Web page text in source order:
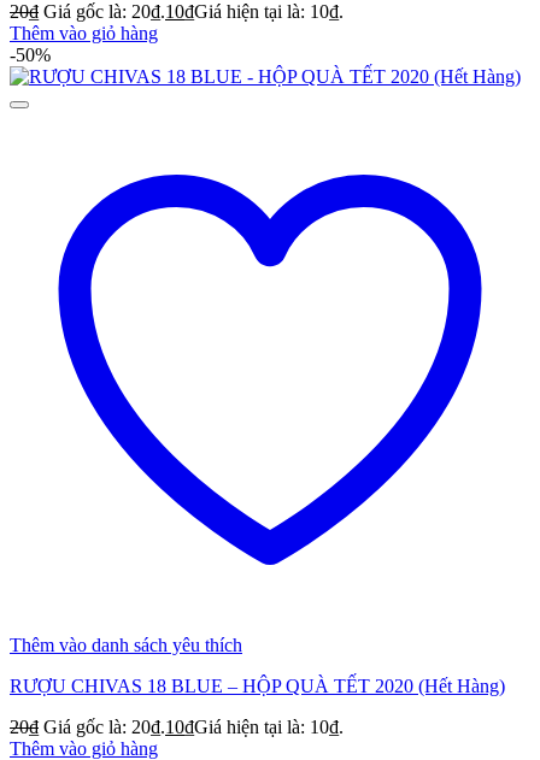
20₫ Giá gốc là: 20₫.10₫Giá hiện tại là: 10₫.
Thêm vào giỏ hàng
-50%
Thêm vào danh sách yêu thích
RƯỢU CHIVAS 18 BLUE – HỘP QUÀ TẾT 2020 (Hết Hàng)
20₫ Giá gốc là: 20₫.10₫Giá hiện tại là: 10₫.
Thêm vào giỏ hàng